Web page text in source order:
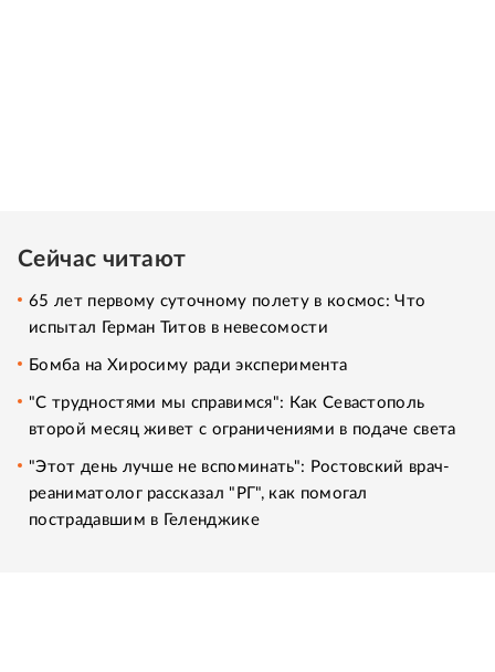
Сейчас читают
65 лет первому суточному полету в космос: Что
испытал Герман Титов в невесомости
Бомба на Хиросиму ради эксперимента
"С трудностями мы справимся": Как Севастополь
второй месяц живет с ограничениями в подаче света
"Этот день лучше не вспоминать": Ростовский врач-
реаниматолог рассказал "РГ", как помогал
пострадавшим в Геленджике